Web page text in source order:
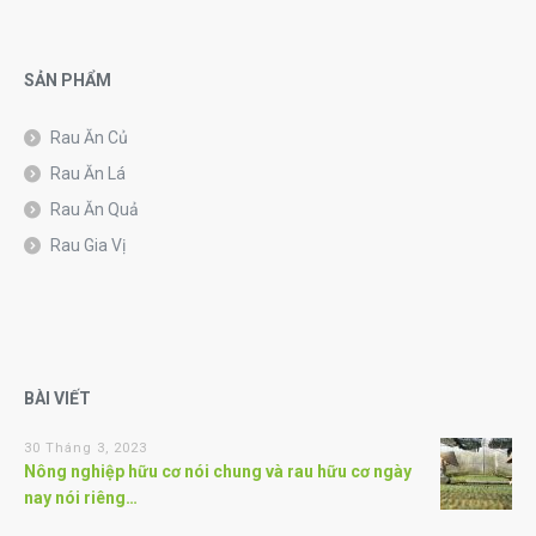
SẢN PHẨM
Rau Ăn Củ
Rau Ăn Lá
Rau Ăn Quả
Rau Gia Vị
BÀI VIẾT
30 Tháng 3, 2023
Nông nghiệp hữu cơ nói chung và rau hữu cơ ngày
nay nói riêng…